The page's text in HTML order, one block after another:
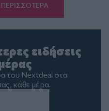
ειδήσεις
του Nextdeal στα
κάθε μέρα.